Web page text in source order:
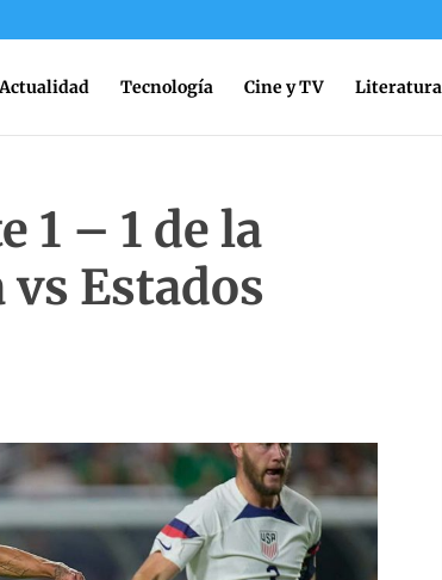
Actualidad Tecnología Cine y TV Literatura
1 – 1 de la
Estados